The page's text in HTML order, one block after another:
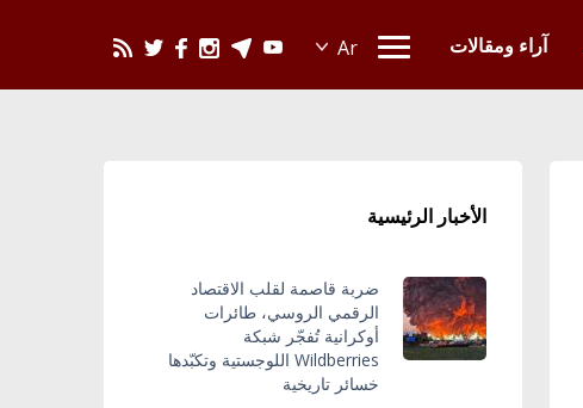
آراء ومقالات
الأخبار الرئيسية
ضربة قاصمة لقلب الاقتصاد
الرقمي الروسي، طائرات
أوكرانية تُفجّر شبكة
Wildberries اللوجستية وتكبّدها
خسائر تاريخية